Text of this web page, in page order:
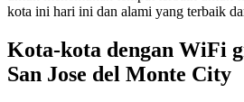
kota ini hari ini dan alami yang terbaik
Kota-kota dengan WiFi
San Jose del Monte City